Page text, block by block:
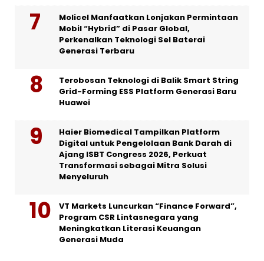
Molicel Manfaatkan Lonjakan Permintaan
Mobil “Hybrid” di Pasar Global,
Perkenalkan Teknologi Sel Baterai
Generasi Terbaru
Terobosan Teknologi di Balik Smart String
Grid-Forming ESS Platform Generasi Baru
Huawei
Haier Biomedical Tampilkan Platform
Digital untuk Pengelolaan Bank Darah di
Ajang ISBT Congress 2026, Perkuat
Transformasi sebagai Mitra Solusi
Menyeluruh
VT Markets Luncurkan “Finance Forward”,
Program CSR Lintasnegara yang
Meningkatkan Literasi Keuangan
Generasi Muda